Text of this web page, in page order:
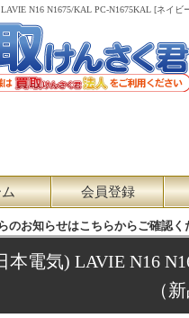
N16 N1675/KAL PC-N1675KAL [ネイ
会員登録
のお知らせはこちらからご確認く
本電気) LAVIE N16
（